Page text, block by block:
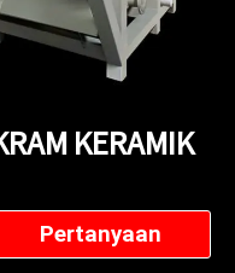
KERAMIK
Pertanyaan